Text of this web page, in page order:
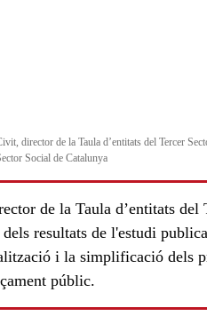
director de la Taula d’entitats del Tercer
Social de Catalunya
de la Taula d’entitats del
dels resultats de l'estudi
i la simplificació dels
públic.